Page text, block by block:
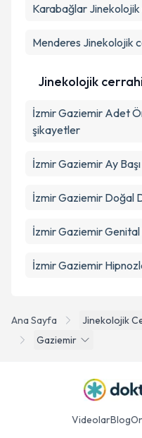
Ana Sayfa Jinekolojik
Gaziemir
Karabağlar
Menderes Jinekolojik
Jinekolojik
İzmir Gaziemir Adet
şikayetler
İzmir Gaziemir Ay Başı
İzmir Gaziemir Doğal
İzmir Gaziemir Genital
İzmir Gaziemir
VideolarBlog